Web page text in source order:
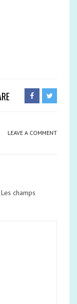
LEAVE A COMMENT
Les champs